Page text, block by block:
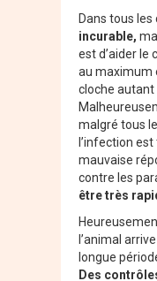
Dans tous les
incurable,
est d’aider le
au maximum
cloche autant
malgré tous
l’infection
mauvaise
contre les
être très
l’animal
longue
Des